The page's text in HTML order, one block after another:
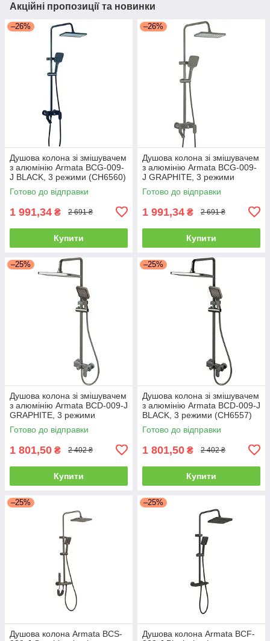
Акційні пропозиції та новинки
–26%
Душова колона зі змішувачем
з алюмінію Armata BCG-009-
J BLACK, 3 режими (CH6560)
Готово до відправки
1 991,34 ₴ 2 691 ₴
Купити
–26%
Душова колона зі змішувачем
з алюмінію Armata BCG-009-
J GRAPHITE, 3 режими
(CH6561)
Готово до відправки
1 991,34 ₴ 2 691 ₴
Купити
–25%
Душова колона зі змішувачем
з алюмінію Armata BCD-009-J
GRAPHITE, 3 режими
(CH6558)
Готово до відправки
1 801,50 ₴ 2 402 ₴
Купити
–25%
Душова колона зі змішувачем
з алюмінію Armata BCD-009-J
BLACK, 3 режими (CH6557)
Готово до відправки
1 801,50 ₴ 2 402 ₴
Купити
–25%
Душова колона Armata BCS-
–25%
Душова колона Armata BCF-